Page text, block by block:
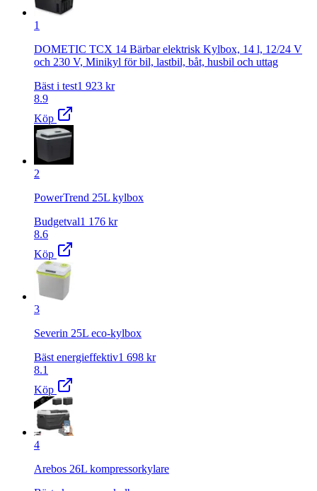
1
DOMETIC TCX 14 Bärbar elektrisk Kylbox, 14 l, 12/24 V
och 230 V, Minikyl för bil, lastbil, båt, husbil och uttag
Bäst i test1 923 kr
8.9
Köp
2
PowerTrend 25L kylbox
Budgetval1 176 kr
8.6
Köp
3
Severin 25L eco-kylbox
Bäst energieffektiv1 698 kr
8.1
Köp
4
Arebos 26L kompressorkylare